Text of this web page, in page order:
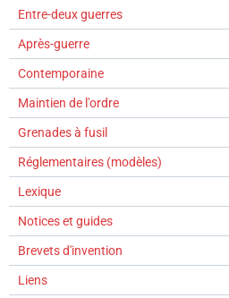
Entre-deux guerres
Après-guerre
Contemporaine
Maintien de l'ordre
Grenades à fusil
Réglementaires (modèles)
Lexique
Notices et guides
Brevets d'invention
Liens